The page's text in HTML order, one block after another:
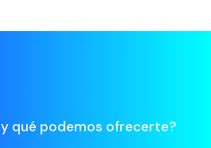
qué podemos ofrecerte?